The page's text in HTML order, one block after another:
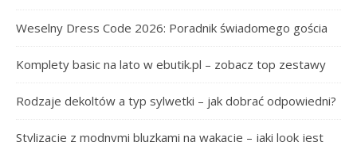
Weselny Dress Code 2026: Poradnik świadomego gościa
Komplety basic na lato w ebutik.pl – zobacz top zestawy
Rodzaje dekoltów a typ sylwetki – jak dobrać odpowiedni?
Stylizacje z modnymi bluzkami na wakacje – jaki look jest